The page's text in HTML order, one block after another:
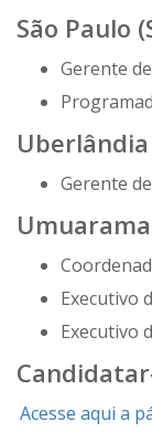
São Paulo
Gerente
Uberlândia
Gerente
Umuarama
Executivo
Executivo
Acesse aqui a